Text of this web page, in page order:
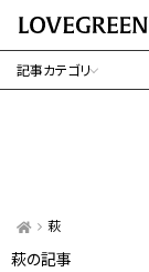
記事カテゴリ
萩
萩の記事